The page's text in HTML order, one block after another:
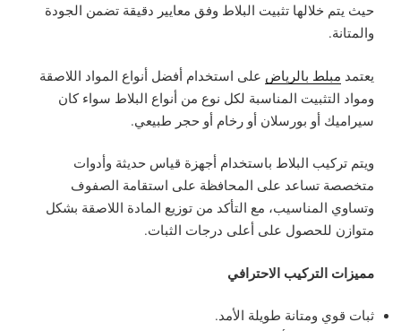
حيث يتم خلالها تثبيت البلاط وفق معايير دقيقة تضمن الجودة
والمتانة.
يعتمد مبلط بالرياض على استخدام أفضل أنواع المواد اللاصقة
ومواد التثبيت المناسبة لكل نوع من أنواع البلاط سواء كان
سيراميك أو بورسلان أو رخام أو حجر طبيعي.
ويتم تركيب البلاط باستخدام أجهزة قياس حديثة وأدوات
متخصصة تساعد على المحافظة على استقامة الصفوف
وتساوي المناسيب، مع التأكد من توزيع المادة اللاصقة بشكل
متوازن للحصول على أعلى درجات الثبات.
مميزات التركيب الاحترافي
ثبات قوي ومتانة طويلة الأمد.